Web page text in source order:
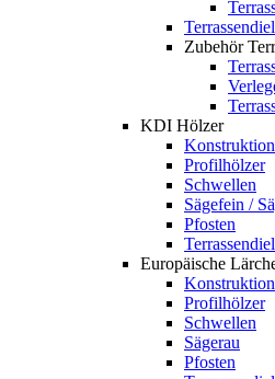
Zubehör
KDI Hölzer
Profilhölzer
Schwellen
Sägefein /
Pfosten
Europäische
Profilhölzer
Schwellen
Sägerau
Pfosten